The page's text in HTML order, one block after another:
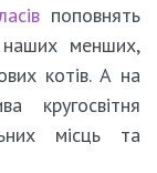
поповнять
наших менших,
котів. А на
кругосвітня
місць та